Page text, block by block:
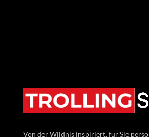
Von der Wildnis inspiriert, für Sie